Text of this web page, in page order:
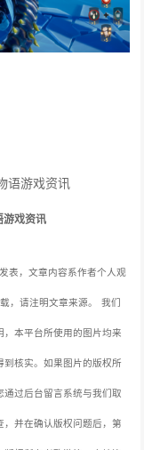
游戏资讯
表，文章内容系作者个人观
，请注明文章来源。 我们
本平台所使用的图片均来
核实。如果图片的版权所
过后台留言系统与我们取
并在确认版权问题后，第